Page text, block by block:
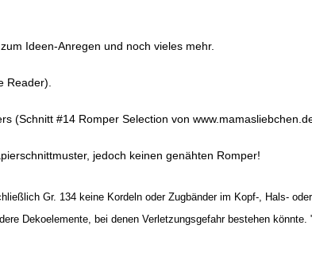
Ideen-Anregen und noch vieles mehr.
Reader).
(Schnitt #14 Romper Selection von
jedoch keinen genähten Romper!
Gr. 134 keine Kordeln oder Zugbänder im Kopf-, Hals-
Dekoelemente, bei denen Verletzungsgefahr bestehen